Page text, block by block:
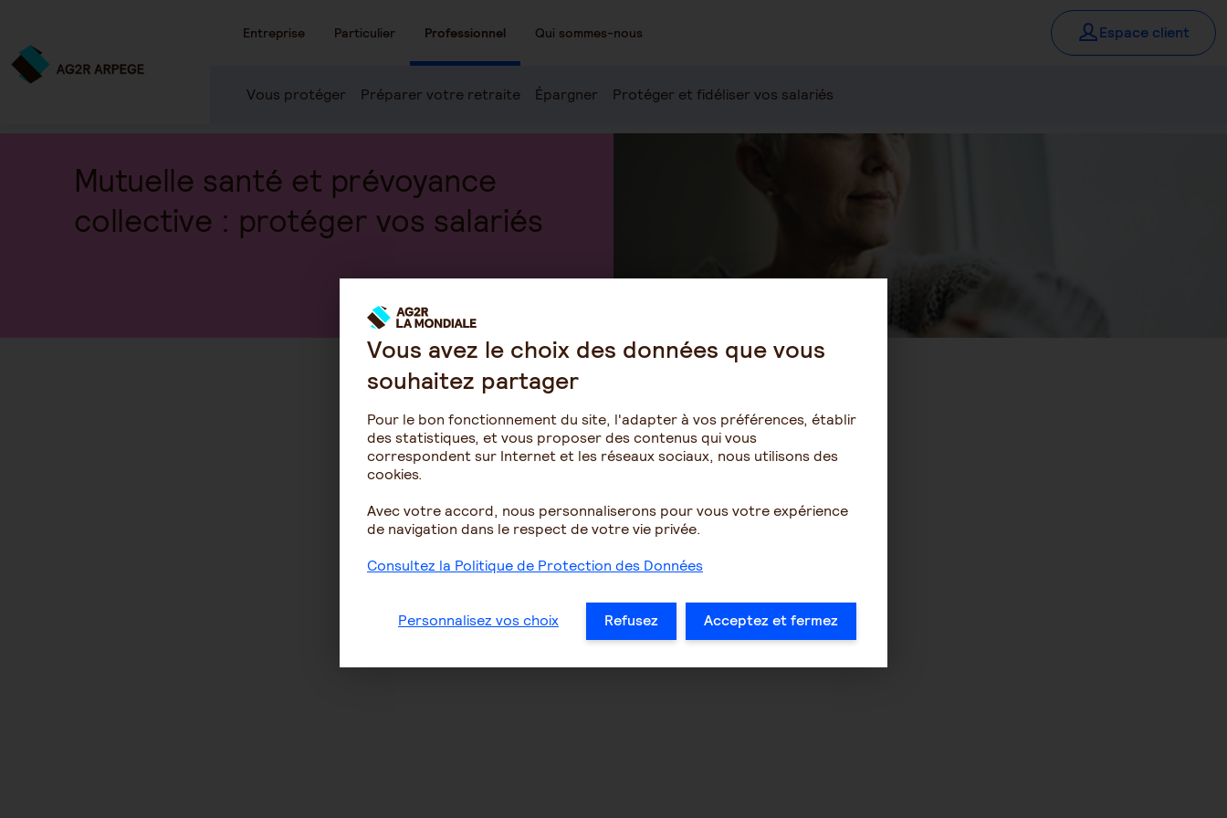
Entreprise Particulier Professionnel Qui sommes-nous Espace client
Vous protéger Préparer votre retraite Épargner Protéger et fidéliser vos salariés
Mutuelle santé et prévoyance
collective : protéger vos salariés
Vous avez le choix des données que vous
souhaitez partager
Pour le bon fonctionnement du site, l'adapter à vos préférences, établir
des statistiques, et vous proposer des contenus qui vous
correspondent sur Internet et les réseaux sociaux, nous utilisons des
cookies.
Avec votre accord, nous personnaliserons pour vous votre expérience
de navigation dans le respect de votre vie privée.
Consultez la Politique de Protection des Données
Personnalisez vos choix Refusez Acceptez et fermez